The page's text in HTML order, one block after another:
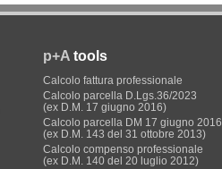
p+A tools
Calcolo fattura professionale
Calcolo parcella D.Lgs.36/2023
(ex D.M. 17 giugno 2016)
Calcolo parcella DM 17 giugno 2016
(ex D.M. 143 del 31 ottobre 2013)
Calcolo compenso professionale
(ex D.M. 140 del 20 luglio 2012)